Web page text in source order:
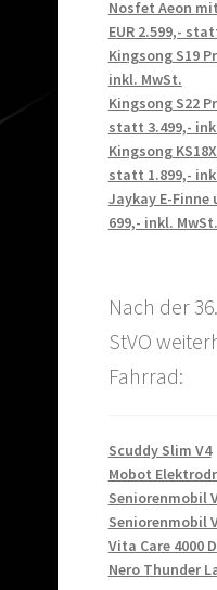
Nosfet Aeon
EUR 2.599,-
Kingsong S19
inkl. MwSt.
Kingsong S22
statt 3.499,-
Kingsong
statt 1.899,-
Jaykay E-Finne
699,- inkl. MwSt.
Nach der
StVO
Fahrrad:
Scuddy Slim V4
Mobot
Seniorenmobil
Seniorenmobil
Vita Care 4000
Nero Thunder